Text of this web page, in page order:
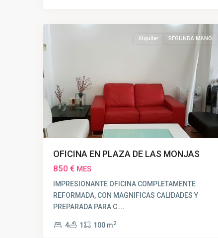
Alquiler SEGUNDA MANO
OFICINA EN PLAZA DE LAS MONJAS
850 € MES
IMPRESIONANTE OFICINA COMPLETAMENTE
REFORMADA, CON MAGNIFICAS CALIDADES Y
PREPARADA PARA C ...
4 1 100 m2